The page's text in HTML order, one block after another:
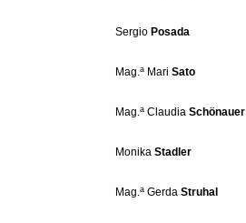
Sergio Posada
Mag.a Mari Sato
Mag.a Claudia Schönauer
Monika Stadler
Mag.a Gerda Struhal